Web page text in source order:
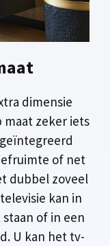
dimensie
maat zeker iets
of net
dubbel zoveel
kan in
of in een
U kan het tv-